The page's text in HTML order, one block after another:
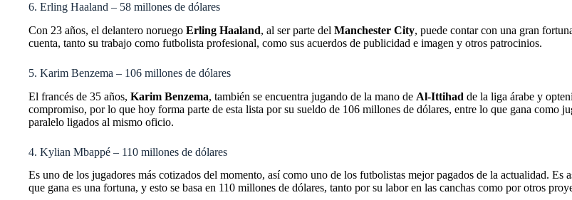
6. Erling Haaland – 58 millones de dólares
Con 23 años, el delantero noruego Erling Haaland, al ser parte del Manchester City, puede contar con una gran
cuenta, tanto su trabajo como futbolista profesional, como sus acuerdos de publicidad e imagen y otros patrocinios.
5. Karim Benzema – 106 millones de dólares
El francés de 35 años, Karim Benzema, también se encuentra jugando de la mano de Al-Ittihad de la liga árabe y
compromiso, por lo que hoy forma parte de esta lista por su sueldo de 106 millones de dólares, entre lo que gana como
paralelo ligados al mismo oficio.
4. Kylian Mbappé – 110 millones de dólares
Es uno de los jugadores más cotizados del momento, así como uno de los futbolistas mejor pagados de la actualidad. Es
que gana es una fortuna, y esto se basa en 110 millones de dólares, tanto por su labor en las canchas como por otros